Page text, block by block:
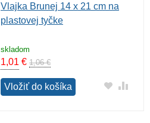
Vlajka Brunej 14 x 21 cm na
plastovej tyčke
skladom
1,01 € 1,06 €
Vložiť do košíka